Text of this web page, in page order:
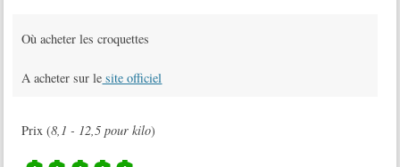
Où acheter les croquettes
A acheter sur le site officiel
Prix (8,1 - 12,5 pour kilo)